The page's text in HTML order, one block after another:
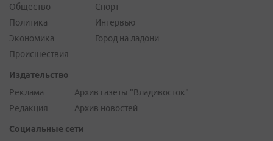
Общество
Политика
Экономика
Происшествия
Спорт
Интервью
Город на ладони
Издательство
Реклама
Редакция
Архив газеты "Владивосток"
Архив новостей
Социальные сети